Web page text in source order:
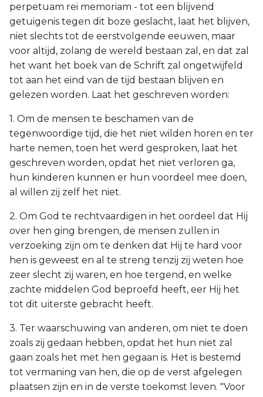
perpetuam rei memoriam - tot een blijvend
getuigenis tegen dit boze geslacht, laat het blijven,
niet slechts tot de eerstvolgende eeuwen, maar
voor altijd, zolang de wereld bestaan zal, en dat zal
het want het boek van de Schrift zal ongetwijfeld
tot aan het eind van de tijd bestaan blijven en
gelezen worden. Laat het geschreven worden:
1. Om de mensen te beschamen van de
tegenwoordige tijd, die het niet wilden horen en ter
harte nemen, toen het werd gesproken, laat het
geschreven worden, opdat het niet verloren ga,
hun kinderen kunnen er hun voordeel mee doen,
al willen zij zelf het niet.
2. Om God te rechtvaardigen in het oordeel dat Hij
over hen ging brengen, de mensen zullen in
verzoeking zijn om te denken dat Hij te hard voor
hen is geweest en al te streng tenzij zij weten hoe
zeer slecht zij waren, en hoe tergend, en welke
zachte middelen God beproefd heeft, eer Hij het
tot dit uiterste gebracht heeft.
3. Ter waarschuwing van anderen, om niet te doen
zoals zij gedaan hebben, opdat het hun niet zal
gaan zoals het met hen gegaan is. Het is bestemd
tot vermaning van hen, die op de verst afgelegen
plaatsen zijn en in de verste toekomst leven. "Voor